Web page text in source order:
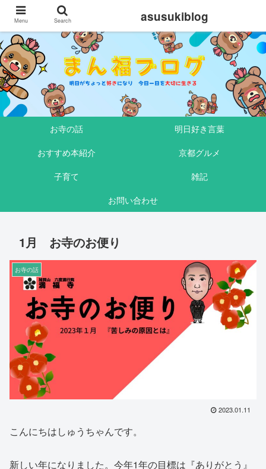
お寺の話
明日好き言葉
おすすめ本紹介
京都グルメ
子育て
雑記
お問い合わせ
1月 お寺のお便り
お寺の話
2023.01.11
こんにちはしゅうちゃんです。
新しい年になりました。今年1年の目標は『ありがとう』
Menu Search asusukiblog